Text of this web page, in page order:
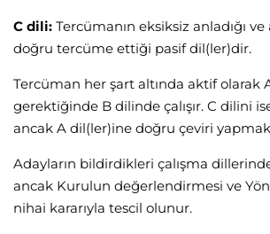
C dili: Tercümanın eksiksiz anladığı
doğru tercüme ettiği pasif dil(ler)dir.
Tercüman her şart altında aktif olarak
gerektiğinde B dilinde çalışır. C dilini
ancak A dil(ler)ine doğru çeviri
Adayların bildirdikleri çalışma
ancak Kurulun değerlendirmesi ve
nihai kararıyla tescil olunur.